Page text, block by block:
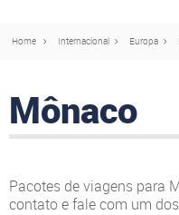
Home Internacional Europa
Mônaco
Pacotes de viagens para
contato e fale com um